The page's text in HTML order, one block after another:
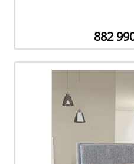
882